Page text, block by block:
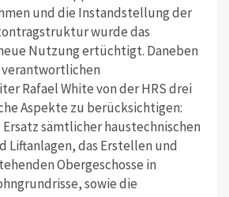
und die Instandstellung der
wurde das
Nutzung ertüchtigt. Daneben
verantwortlichen
Rafael White von der HRS drei
Aspekte zu berücksichtigen:
sämtlicher haustechnischen
Liftanlagen, das Erstellen und
Obergeschosse in
sowie die